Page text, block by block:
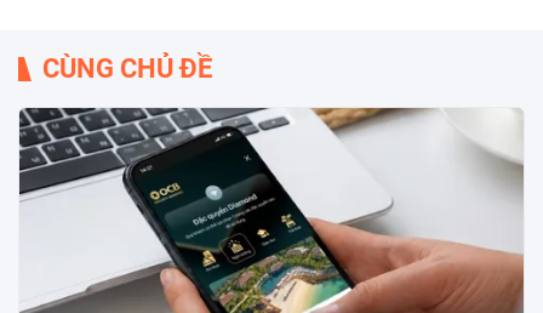
CÙNG CHỦ ĐỀ